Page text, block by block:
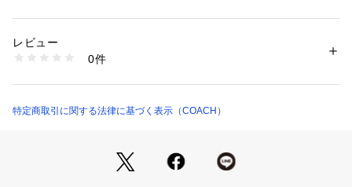
・内側にジップ ポケット
・外側にスリップ ポケット
（肩掛け＆斜め掛けの2WAY仕様）
・iPhone 15 Pro Max（6.7インチ）まで収納可能
※ご使用のパソコンやスマートフォンの画面設定や機種により
商品番号：
CX598#IMXD0 （ショップ）
レビュー
0件
特定商取引に関する法律に基づく表示（COACH）